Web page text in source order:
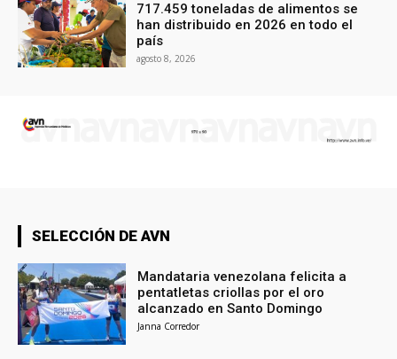
717.459 toneladas de alimentos se
han distribuido en 2026 en todo el
país
agosto 8, 2026
SELECCIÓN DE AVN
Mandataria venezolana felicita a
pentatletas criollas por el oro
alcanzado en Santo Domingo
Janna Corredor